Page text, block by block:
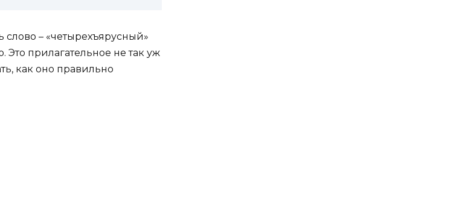
слово – «четырехъярусный»
Это прилагательное не так уж
как оно правильно